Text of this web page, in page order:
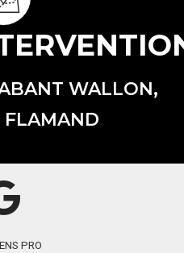
WALLON,
PRO